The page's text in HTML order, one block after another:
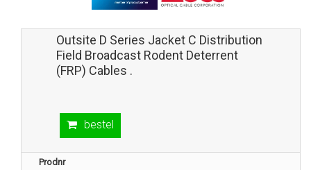
Outsite D Series Jacket C Distribution
Field Broadcast Rodent Deterrent
(FRP) Cables .
bestel
Prodnr